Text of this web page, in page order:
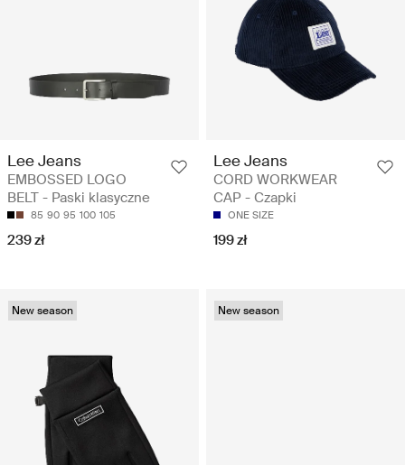
Lee Jeans
EMBOSSED LOGO
BELT - Paski klasyczne
85 90 95 100 105
239 zł
Lee Jeans
CORD WORKWEAR
CAP - Czapki
ONE SIZE
199 zł
New season New season